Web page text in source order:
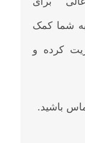
شما کمک
کرده و
باشید.